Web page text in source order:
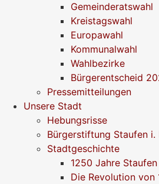
Gemeinderatswahl
Kreistagswahl
Europawahl
Kommunalwahl
Wahlbezirke
Bürgerentscheid
Pressemitteilungen
Unsere Stadt
Hebungsrisse
Bürgerstiftung Staufen i.
Stadtgeschichte
1250 Jahre Staufen
Die Revolution von